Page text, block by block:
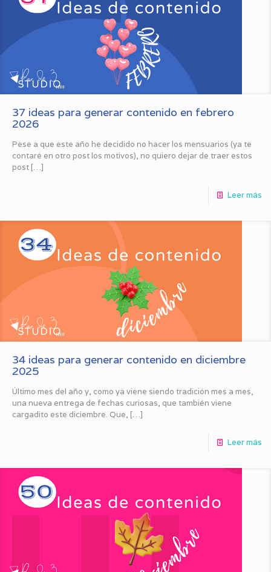
37 ideas para generar contenido en febrero
2026
Pese a que este año he decidido no hacer los mensuarios (ya te
contaré en otro post los motivos), no quiero dejar de traer estos
post […]
Leer más
34 ideas para generar contenido en diciembre
2025
Último mes del año y, como ya viene siendo tradición mes a mes,
una nueva entrega de fechas curiosas, que también viene
cargadito este diciembre. Que, […]
Leer más